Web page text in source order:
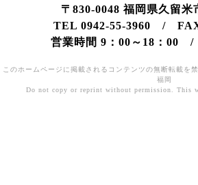
〒830-0048 福岡県久留米
TEL 0942-55-3960 / FAX
営業時間 9：00～18：00
このホームページに掲載されるコンテンツの無断転載を
福岡
Do not copy or reprint without permission. This